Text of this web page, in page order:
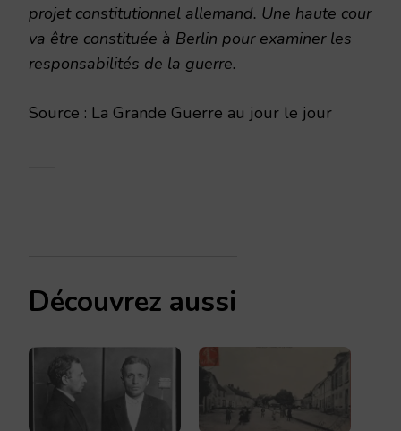
projet constitutionnel allemand. Une haute cour
va être constituée à Berlin pour examiner les
responsabilités de la guerre.
Source : La Grande Guerre au jour le jour
Découvrez aussi